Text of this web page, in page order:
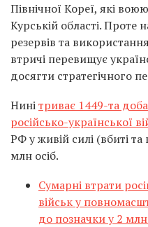
Північної Кореї, які
Курській області. Проте
резервів та
втричі перевищує
досягти стратегічного
Нинітриває 1449-та
російсько-української
РФ у живій силі (вбиті
млн осіб.
Сумарні втрати
військ у
до позначки у 2 млн